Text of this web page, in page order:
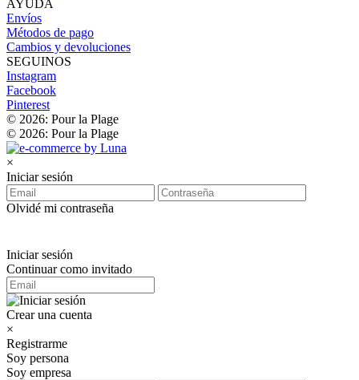
AYUDA
Envíos
Métodos de pago
Cambios y devoluciones
SEGUINOS
Instagram
Facebook
Pinterest
© 2026: Pour la Plage
© 2026: Pour la Plage
×
Iniciar sesión
Olvidé mi contraseña
Iniciar sesión
Continuar como invitado
Crear una cuenta
×
Registrarme
Soy persona
Soy empresa